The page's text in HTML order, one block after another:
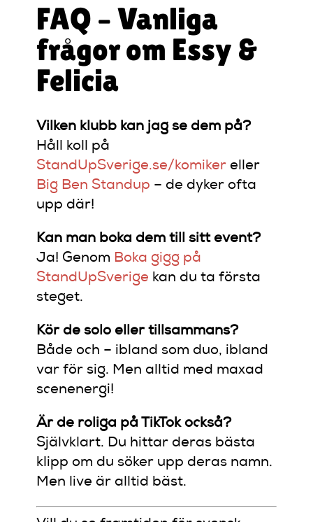
FAQ – Vanliga
frågor om Essy &
Felicia
Vilken klubb kan jag se dem på?
Håll koll på
StandUpSverige.se/komiker eller
Big Ben Standup – de dyker ofta
upp där!
Kan man boka dem till sitt event?
Ja! Genom Boka gigg på
StandUpSverige kan du ta första
steget.
Kör de solo eller tillsammans?
Både och – ibland som duo, ibland
var för sig. Men alltid med maxad
scenenergi!
Är de roliga på TikTok också?
Självklart. Du hittar deras bästa
klipp om du söker upp deras namn.
Men live är alltid bäst.